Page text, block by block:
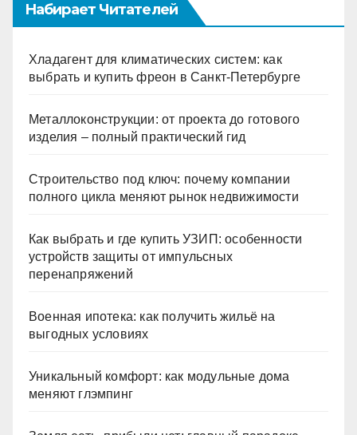
Набирает Читателей
Хладагент для климатических систем: как
выбрать и купить фреон в Санкт-Петербурге
Металлоконструкции: от проекта до готового
изделия – полный практический гид
Строительство под ключ: почему компании
полного цикла меняют рынок недвижимости
Как выбрать и где купить УЗИП: особенности
устройств защиты от импульсных
перенапряжений
Военная ипотека: как получить жильё на
выгодных условиях
Уникальный комфорт: как модульные дома
меняют глэмпинг